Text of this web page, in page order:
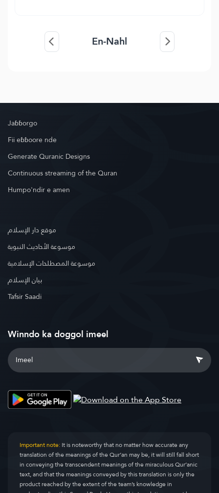
En-Nahl
Jaɓɓorgo
Fii eɓɓoore nde
Generate Quranic Designs
Continuous streaming of the Quran
Humpo'ndir e amen
موقع دار الإسلام
موسوعة الأحاديث النبوية
موسوعة المصطلحات الإسلامية
بيان الإسلام
Tafsir Saadi
Winndo ka doggol imeel
Important note:It is noteworthy that no matter how accurate any
translation of the meanings of the Qur’an may be, it will still fall short
in conveying the transcendent meanings of the miraculous Qur’anic
text, and that the meanings conveyed by this translation is only the
product reached by the extent of the team’s knowledge in